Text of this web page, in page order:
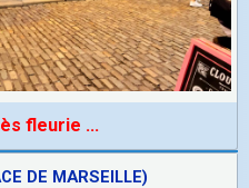
fleurie ...